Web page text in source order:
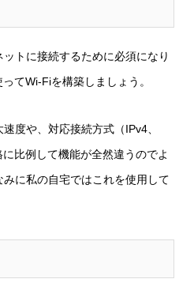
トに接続するために必須になり
てWi-Fiを構築しましょう。
度や、対応接続方式（IPv4、
比例して機能が全然違うのでよ
に私の自宅ではこれを使用して